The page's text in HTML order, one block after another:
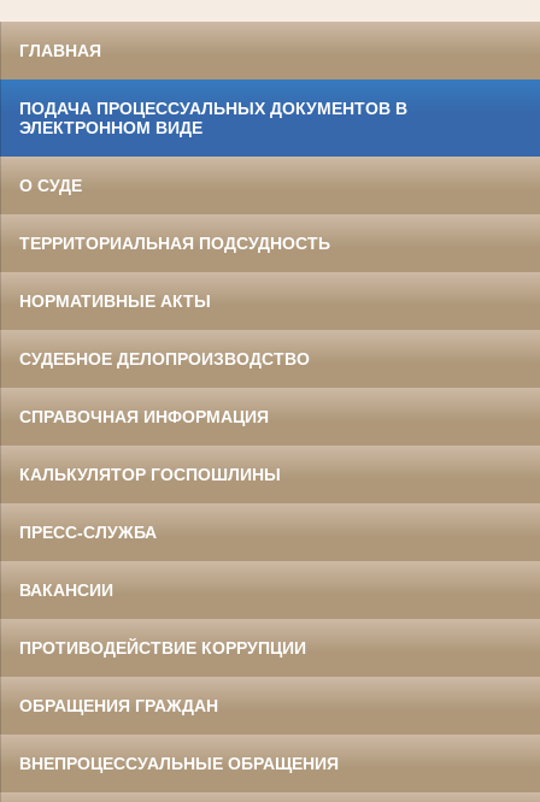
ГЛАВНАЯ
ПОДАЧА ПРОЦЕССУАЛЬНЫХ ДОКУМЕНТОВ В
ЭЛЕКТРОННОМ ВИДЕ
О СУДЕ
ТЕРРИТОРИАЛЬНАЯ ПОДСУДНОСТЬ
НОРМАТИВНЫЕ АКТЫ
СУДЕБНОЕ ДЕЛОПРОИЗВОДСТВО
СПРАВОЧНАЯ ИНФОРМАЦИЯ
КАЛЬКУЛЯТОР ГОСПОШЛИНЫ
ПРЕСС-СЛУЖБА
ВАКАНСИИ
ПРОТИВОДЕЙСТВИЕ КОРРУПЦИИ
ОБРАЩЕНИЯ ГРАЖДАН
ВНЕПРОЦЕССУАЛЬНЫЕ ОБРАЩЕНИЯ